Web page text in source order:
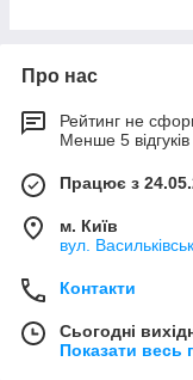
Про нас
Рейтинг не
Менше 5 відгуків
Працює з
м. Київ
вул.
Контакти
Сьогодні
Показати весь